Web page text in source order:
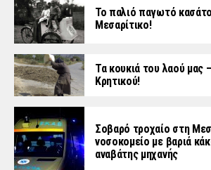
Το παλιό παγωτό
Μεσαρίτικο!
Τα κουκιά του λαού μας
Κρητικού!
Σοβαρό τροχαίο στη
νοσοκομείο με βαριά
αναβάτης μηχανής